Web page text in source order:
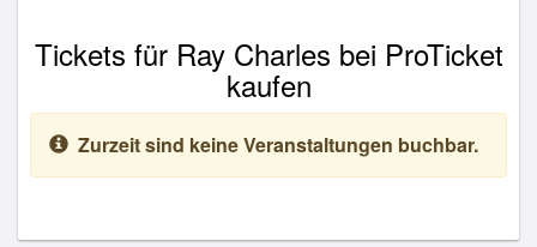
Tickets für Ray Charles bei ProTicket
kaufen
Zurzeit sind keine Veranstaltungen buchbar.